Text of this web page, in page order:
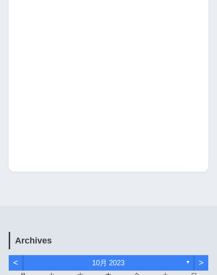
Archives
< 10月 2023 ▼ >